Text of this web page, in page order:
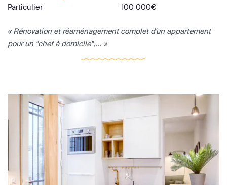
Particulier
100 000€
« Rénovation et réaménagement complet d'un appartement
pour un "chef à domicile",... »